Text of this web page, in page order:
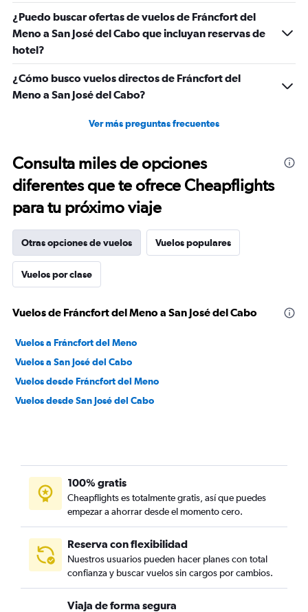
¿Puedo buscar ofertas de vuelos de Fráncfort del
Meno a San José del Cabo que incluyan reservas de
hotel?
¿Cómo busco vuelos directos de Fráncfort del
Meno a San José del Cabo?
Ver más preguntas frecuentes
Consulta miles de opciones
diferentes que te ofrece Cheapflights
para tu próximo viaje
Otras opciones de vuelos Vuelos populares
Vuelos por clase
Vuelos de Fráncfort del Meno a San José del Cabo
Vuelos a Fráncfort del Meno
Vuelos a San José del Cabo
Vuelos desde Fráncfort del Meno
Vuelos desde San José del Cabo
100% gratis
Cheapflights es totalmente gratis, así que puedes
empezar a ahorrar desde el momento cero.
Reserva con flexibilidad
Nuestros usuarios pueden hacer planes con total
confianza y buscar vuelos sin cargos por cambios.
Viaja de forma segura